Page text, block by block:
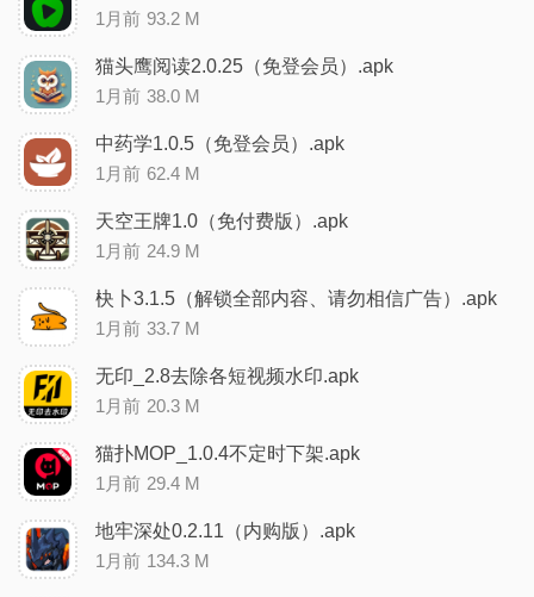
1月前 93.2 M
猫头鹰阅读2.0.25（免登会员）.apk
1月前 38.0 M
中药学1.0.5（免登会员）.apk
1月前 62.4 M
天空王牌1.0（免付费版）.apk
1月前 24.9 M
㭈卜3.1.5（解锁全部内容、请勿相信广告）.apk
1月前 33.7 M
无印_2.8去除各短视频水印.apk
1月前 20.3 M
猫扑MOP_1.0.4不定时下架.apk
1月前 29.4 M
地牢深处0.2.11（内购版）.apk
1月前 134.3 M